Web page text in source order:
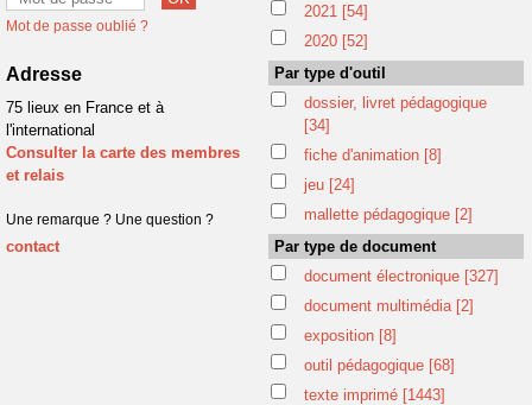
Mot de passe oublié ?
Adresse
75 lieux en France et à
l'international
Consulter la carte des membres
et relais
Une remarque ? Une question ?
contact
2021 [54]
2020 [52]
Par type d'outil
dossier, livret pédagogique
[34]
fiche d'animation [8]
jeu [24]
mallette pédagogique [2]
Par type de document
document électronique [327]
document multimédia [2]
exposition [8]
outil pédagogique [68]
texte imprimé [1443]